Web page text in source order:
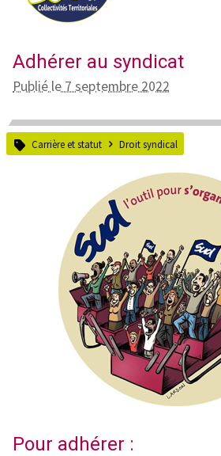
Adhérer au syndicat
Publié le 7 septembre 2022
Carrière et statut Droit syndical
Pour adhérer :